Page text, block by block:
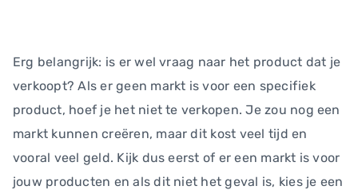
Erg belangrijk: is er wel vraag naar het product dat je
verkoopt? Als er geen markt is voor een specifiek
product, hoef je het niet te verkopen. Je zou nog een
markt kunnen creëren, maar dit kost veel tijd en
vooral veel geld. Kijk dus eerst of er een markt is voor
jouw producten en als dit niet het geval is, kies je een